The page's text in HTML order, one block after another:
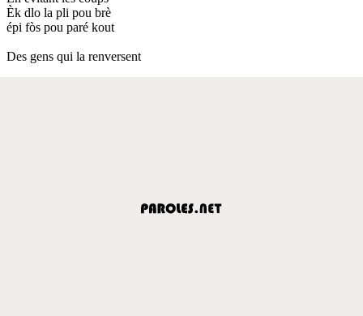
Èk dlo la pli pou brè
épi fòs pou paré kout
Des gens qui la renversent